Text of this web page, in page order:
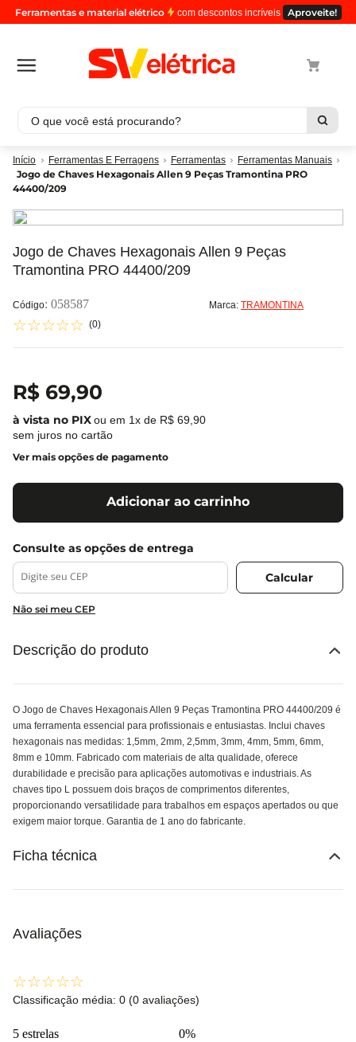
Ferramentas e material elétrico com descontos incríveis Aproveite!
O que você está procurando?
Ferramentas E Ferragens Ferramentas Ferramentas Manuais
Jogo de Chaves Hexagonais Allen 9 Peças Tramontina PRO
44400/209
Jogo de Chaves Hexagonais Allen 9 Peças
Tramontina PRO 44400/209
: 058587 Marca: TRAMONTINA
☆☆☆☆☆ (0)
R$ 69,90
ou em 1x de R$ 69 90
sem juros no cartão
Ver mais opções de pagamento
Adicionar ao carrinho
Não sei meu CEP
Descrição do produto
O Jogo de Chaves Hexagonais Allen 9 Peças Tramontina PRO 44400/209 é
uma ferramenta essencial para profissionais e entusiastas. Inclui chaves
hexagonais nas medidas: 1,5mm, 2mm, 2,5mm, 3mm, 4mm, 5mm, 6mm,
8mm e 10mm. Fabricado com materiais de alta qualidade, oferece
durabilidade e precisão para aplicações automotivas e industriais. As
chaves tipo L possuem dois braços de comprimentos diferentes,
proporcionando versatilidade para trabalhos em espaços apertados ou que
exigem maior torque. Garantia de 1 ano do fabricante.
Ficha técnica
Avaliações
☆☆☆☆☆
Classificação média: 0 (0 avaliações)
5 estrelas 0%
Termos mais buscados
1º cabo
2º luminaria
4 º 4